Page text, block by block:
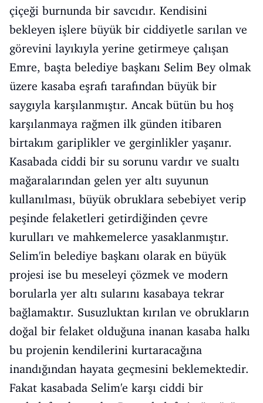
çiçeği burnunda bir savcıdır. Kendisini
bekleyen işlere büyük bir ciddiyetle sarılan ve
görevini layıkıyla yerine getirmeye çalışan
Emre, başta belediye başkanı Selim Bey olmak
üzere kasaba eşrafı tarafından büyük bir
saygıyla karşılanmıştır. Ancak bütün bu hoş
karşılanmaya rağmen ilk günden itibaren
birtakım gariplikler ve gerginlikler yaşanır.
Kasabada ciddi bir su sorunu vardır ve sualtı
mağaralarından gelen yer altı suyunun
kullanılması, büyük obruklara sebebiyet verip
peşinde felaketleri getirdiğinden çevre
kurulları ve mahkemelerce yasaklanmıştır.
Selim'in belediye başkanı olarak en büyük
projesi ise bu meseleyi çözmek ve modern
borularla yer altı sularını kasabaya tekrar
bağlamaktır. Susuzluktan kırılan ve obrukların
doğal bir felaket olduğuna inanan kasaba halkı
bu projenin kendilerini kurtaracağına
inandığından hayata geçmesini beklemektedir.
Fakat kasabada Selim'e karşı ciddi bir